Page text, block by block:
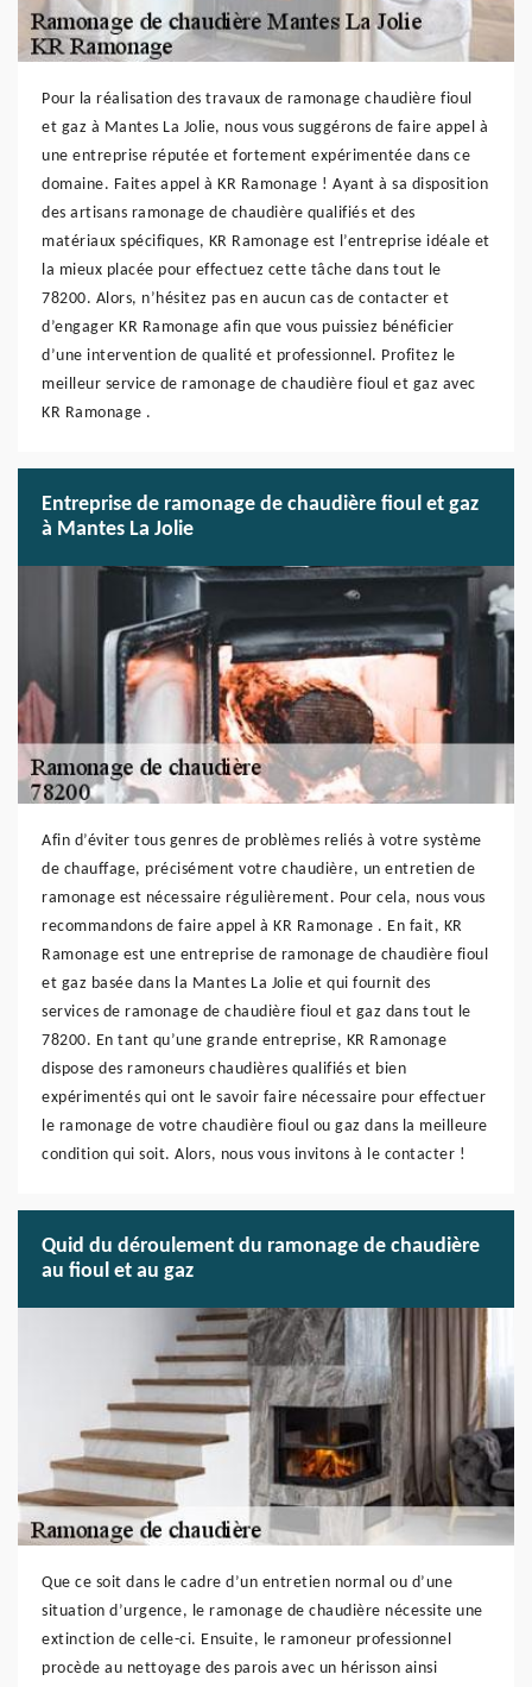
Pour la réalisation des travaux de ramonage chaudière fioul
et gaz à Mantes La Jolie, nous vous suggérons de faire appel à
une entreprise réputée et fortement expérimentée dans ce
domaine. Faites appel à KR Ramonage ! Ayant à sa disposition
des artisans ramonage de chaudière qualifiés et des
matériaux spécifiques, KR Ramonage est l’entreprise idéale et
la mieux placée pour effectuez cette tâche dans tout le
78200. Alors, n’hésitez pas en aucun cas de contacter et
d’engager KR Ramonage afin que vous puissiez bénéficier
d’une intervention de qualité et professionnel. Profitez le
meilleur service de ramonage de chaudière fioul et gaz avec
KR Ramonage .
Entreprise de ramonage de chaudière fioul et gaz
à Mantes La Jolie
Afin d’éviter tous genres de problèmes reliés à votre système
de chauffage, précisément votre chaudière, un entretien de
ramonage est nécessaire régulièrement. Pour cela, nous vous
recommandons de faire appel à KR Ramonage . En fait, KR
Ramonage est une entreprise de ramonage de chaudière fioul
et gaz basée dans la Mantes La Jolie et qui fournit des
services de ramonage de chaudière fioul et gaz dans tout le
78200. En tant qu’une grande entreprise, KR Ramonage
dispose des ramoneurs chaudières qualifiés et bien
expérimentés qui ont le savoir faire nécessaire pour effectuer
le ramonage de votre chaudière fioul ou gaz dans la meilleure
condition qui soit. Alors, nous vous invitons à le contacter !
Quid du déroulement du ramonage de chaudière
au fioul et au gaz
Que ce soit dans le cadre d’un entretien normal ou d’une
situation d’urgence, le ramonage de chaudière nécessite une
extinction de celle-ci. Ensuite, le ramoneur professionnel
procède au nettoyage des parois avec un hérisson ainsi